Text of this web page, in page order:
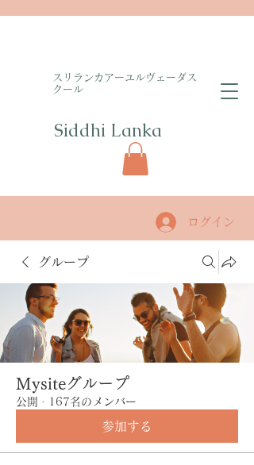
​スリランカアーユルヴェーダス
クール
Siddhi Lanka​
ログイン
グループ
Mysiteグループ
公開 · 167名のメンバー
参加する